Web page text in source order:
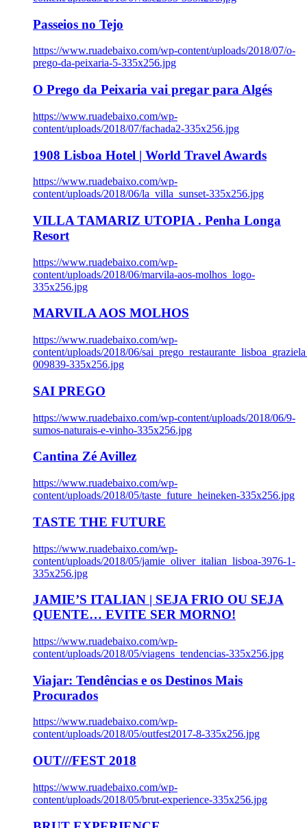
Passeios no Tejo
https://www.ruadebaixo.com/wp-content/uploads/2018/07/o-
prego-da-peixaria-5-335x256.jpg
O Prego da Peixaria vai pregar para Algés
https://www.ruadebaixo.com/wp-
content/uploads/2018/07/fachada2-335x256.jpg
1908 Lisboa Hotel | World Travel Awards
https://www.ruadebaixo.com/wp-
content/uploads/2018/06/la_villa_sunset-335x256.jpg
VILLA TAMARIZ UTOPIA . Penha Longa
Resort
https://www.ruadebaixo.com/wp-
content/uploads/2018/06/marvila-aos-molhos_logo-
335x256.jpg
MARVILA AOS MOLHOS
https://www.ruadebaixo.com/wp-
content/uploads/2018/06/
009839-335x256.jpg
SAI PREGO
https://www.ruadebaixo.com/wp-content/uploads/2018/06/9-
sumos-naturais-e-vinho-335x256.jpg
Cantina Zé Avillez
https://www.ruadebaixo.com/wp-
content/uploads/2018/05/taste_future_heineken-335x256.jpg
TASTE THE FUTURE
https://www.ruadebaixo.com/wp-
content/uploads/2018/05/jamie_oliver_italian_lisboa-3976-1-
335x256.jpg
JAMIE’S ITALIAN | SEJA FRIO OU SEJA
QUENTE… EVITE SER MORNO!
https://www.ruadebaixo.com/wp-
content/uploads/2018/05/viagens_tendencias-335x256.jpg
Viajar: Tendências e os Destinos Mais
Procurados
https://www.ruadebaixo.com/wp-
content/uploads/2018/05/outfest2017-8-335x256.jpg
OUT///FEST 2018
https://www.ruadebaixo.com/wp-
content/uploads/2018/05/brut-experience-335x256.jpg